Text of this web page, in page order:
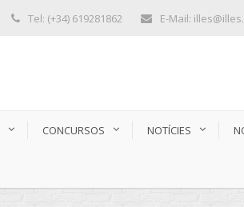
Tel: (+34) 619281862 E-Mail:
CONCURSOS NOTÍCIES